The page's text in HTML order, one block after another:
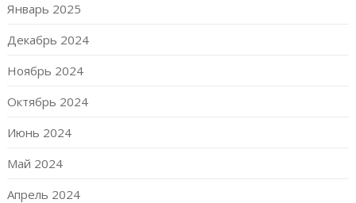
Январь 2025
Декабрь 2024
Ноябрь 2024
Октябрь 2024
Июнь 2024
Май 2024
Апрель 2024